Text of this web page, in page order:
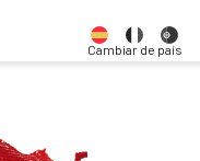
Cambiar de país